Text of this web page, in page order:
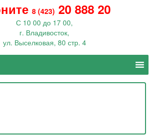
8 (423) 20 888 20
С 10 00 до 17 00,
г. Владивосток,
ул. Выселковая, 80 стр. 4